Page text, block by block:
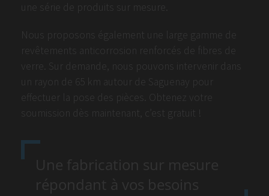
une série de produits sur mesure.
Nous proposons également une large gamme de
revêtements anticorrosion renforcés de fibres de
verre. Sur demande, nous pouvons intervenir dans
un rayon de 65 km autour de Saguenay pour
effectuer la pose des pièces. Obtenez votre
soumission dès maintenant, c’est gratuit !